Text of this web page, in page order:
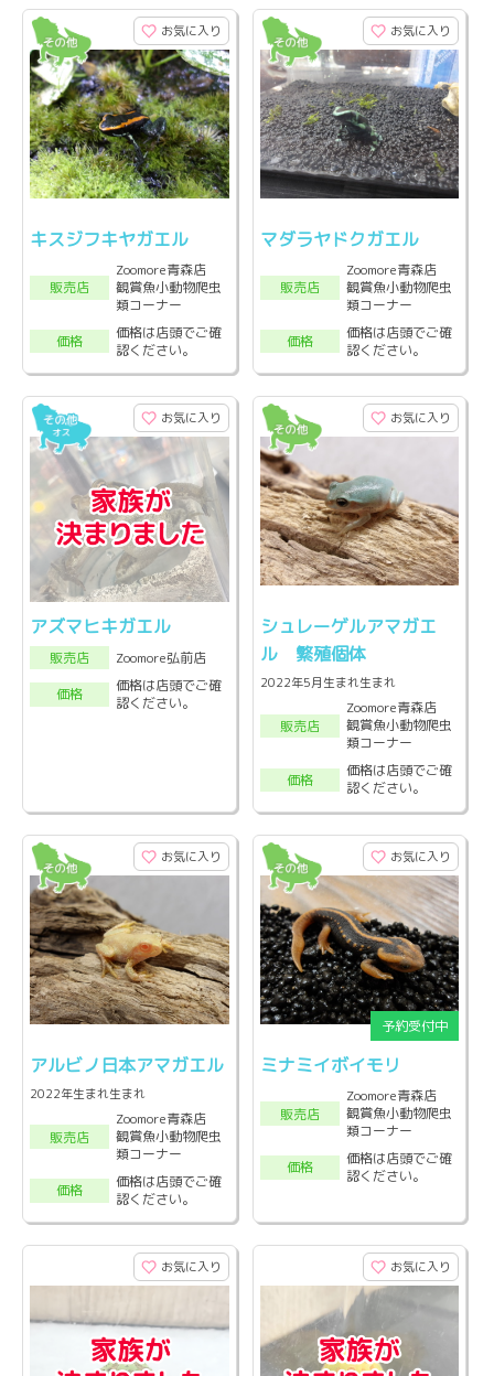
お気に入り
キスジフキヤガエル
販売店
Zoomore青森店
観賞魚小動物爬虫
類コーナー
価格
価格は店頭でご確
認ください。
お気に入り
マダラヤドクガエル
販売店
Zoomore青森店
観賞魚小動物爬虫
類コーナー
価格
価格は店頭でご確
認ください。
お気に入り
アズマヒキガエル
販売店
Zoomore弘前店
価格
価格は店頭でご確
認ください。
お気に入り
シュレーゲルアマガエ
ル 繁殖個体
2022年5月生まれ生まれ
販売店
Zoomore青森店
観賞魚小動物爬虫
類コーナー
価格
価格は店頭でご確
認ください。
お気に入り
アルビノ日本アマガエル
2022年生まれ生まれ
販売店
Zoomore青森店
観賞魚小動物爬虫
類コーナー
価格
価格は店頭でご確
認ください。
お気に入り
ミナミイボイモリ
販売店
Zoomore青森店
観賞魚小動物爬虫
類コーナー
価格
価格は店頭でご確
認ください。
お気に入り お気に入り